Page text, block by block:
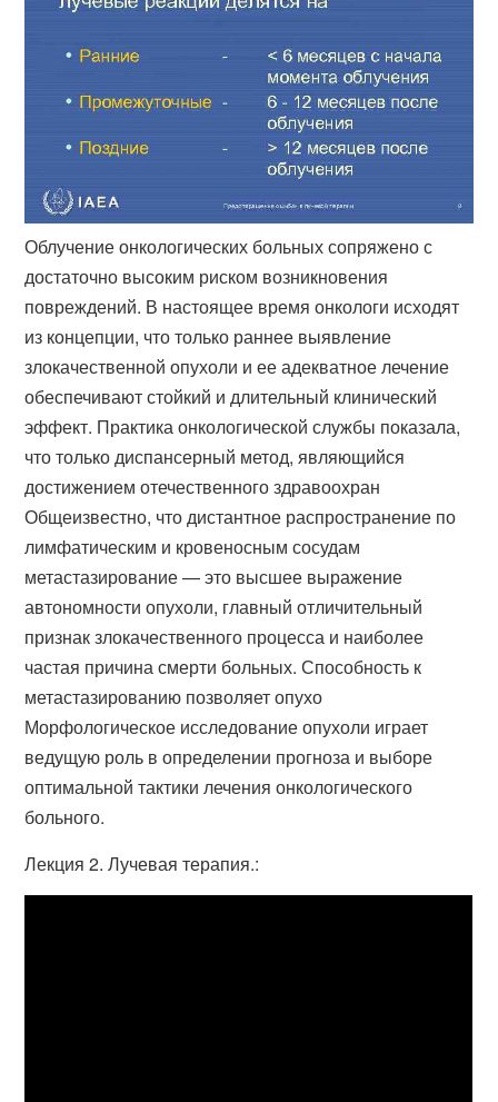
Облучение онкологических больных сопряжено с
достаточно высоким риском возникновения
повреждений. В настоящее время онкологи исходят
из концепции, что только раннее выявление
злокачественной опухоли и ее адекватное лечение
обеспечивают стойкий и длительный клинический
эффект. Практика онкологической службы показала,
что только диспансерный метод, являющийся
достижением отечественного здравоохран
Общеизвестно, что дистантное распространение по
лимфатическим и кровеносным сосудам
метастазирование — это высшее выражение
автономности опухоли, главный отличительный
признак злокачественного процесса и наиболее
частая причина смерти больных. Способность к
метастазированию позволяет опухо
Морфологическое исследование опухоли играет
ведущую роль в определении прогноза и выборе
оптимальной тактики лечения онкологического
больного.
Лекция 2. Лучевая терапия.: